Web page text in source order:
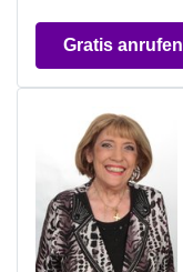
Gratis anrufen